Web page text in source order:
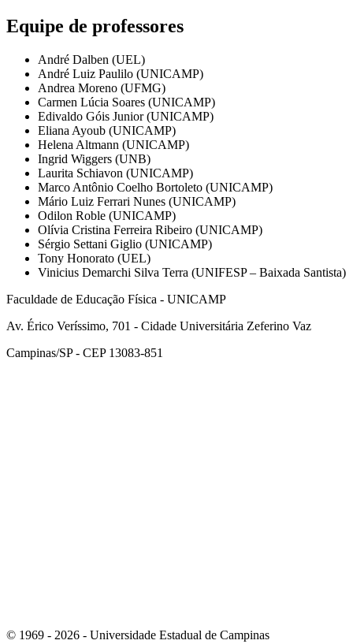
Equipe de professores
André Dalben (UEL)
André Luiz Paulilo (UNICAMP)
Andrea Moreno (UFMG)
Carmen Lúcia Soares (UNICAMP)
Edivaldo Góis Junior (UNICAMP)
Eliana Ayoub (UNICAMP)
Helena Altmann (UNICAMP)
Ingrid Wiggers (UNB)
Laurita Schiavon (UNICAMP)
Marco Antônio Coelho Bortoleto (UNICAMP)
Mário Luiz Ferrari Nunes (UNICAMP)
Odilon Roble (UNICAMP)
Olívia Cristina Ferreira Ribeiro (UNICAMP)
Sérgio Settani Giglio (UNICAMP)
Tony Honorato (UEL)
Vinicius Demarchi Silva Terra (UNIFESP – Baixada Santista)
Faculdade de Educação Física - UNICAMP
Av. Érico Veríssimo, 701 - Cidade Universitária Zeferino Vaz
Campinas/SP - CEP 13083-851
© 1969 - 2026 - Universidade Estadual de Campinas